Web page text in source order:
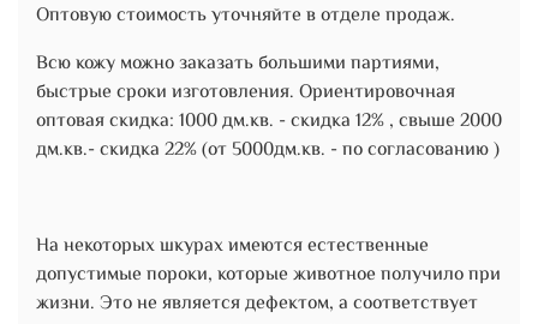
Оптовую стоимость уточняйте в отделе продаж.
Всю кожу можно заказать большими партиями,
быстрые сроки изготовления. Ориентировочная
оптовая скидка: 1000 дм.кв. - скидка 12% , свыше 2000
дм.кв.- скидка 22% (от 5000дм.кв. - по согласованию )
На некоторых шкурах имеются естественные
допустимые пороки, которые животное получило при
жизни. Это не является дефектом, а соответствует